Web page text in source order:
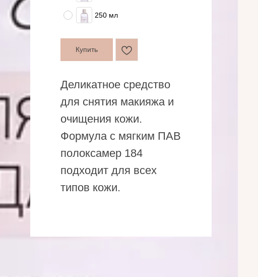
250 мл
Купить
Деликатное средство
для снятия макияжа и
очищения кожи.
Формула с мягким ПАВ
полоксамер 184
подходит для всех
типов кожи.